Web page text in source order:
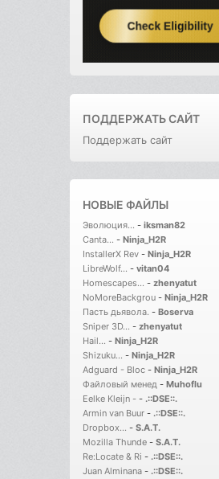
ПОДДЕРЖАТЬ САЙТ
Поддержать сайт
НОВЫЕ ФАЙЛЫ
Эволюция... - iksman82
Canta... - Ninja_H2R
InstallerX Rev - Ninja_H2R
LibreWolf... - vitan04
Homescapes... - zhenyatut
NoMoreBackgrou - Ninja_H2R
Пасть дьявола. - Boserva
Sniper 3D... - zhenyatut
Hail... - Ninja_H2R
Shizuku... - Ninja_H2R
Adguard - Bloc - Ninja_H2R
Файловый менед - Muhoflu
Eelke Kleijn - - .::DSE::.
Armin van Buur - .::DSE::.
Dropbox... - S.A.T.
Mozilla Thunde - S.A.T.
Re:Locate & Ri - .::DSE::.
Juan Alminana - .::DSE::.